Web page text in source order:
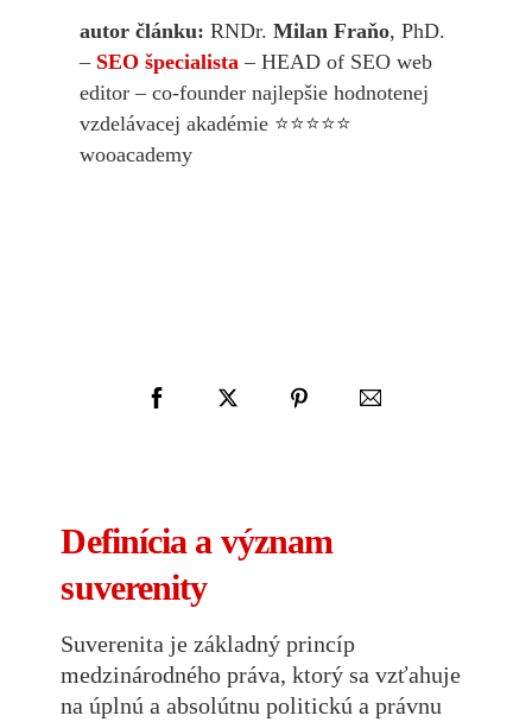
autor článku: RNDr.Milan Fraňo, PhD.
– SEO špecialista – HEAD of SEO web
editor – co-founder najlepšie hodnotenej
vzdelávacej akadémie ⭐⭐⭐⭐⭐
wooacademy
Definícia a význam
suverenity
Suverenita je základný princíp
medzinárodného práva, ktorý sa vzťahuje
na úplnú a absolútnu politickú a právnu